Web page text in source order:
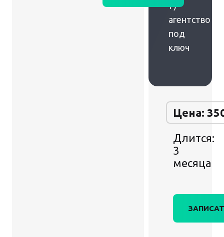
7)
агентство
под
ключ
Цена:
Длится:
3
месяца